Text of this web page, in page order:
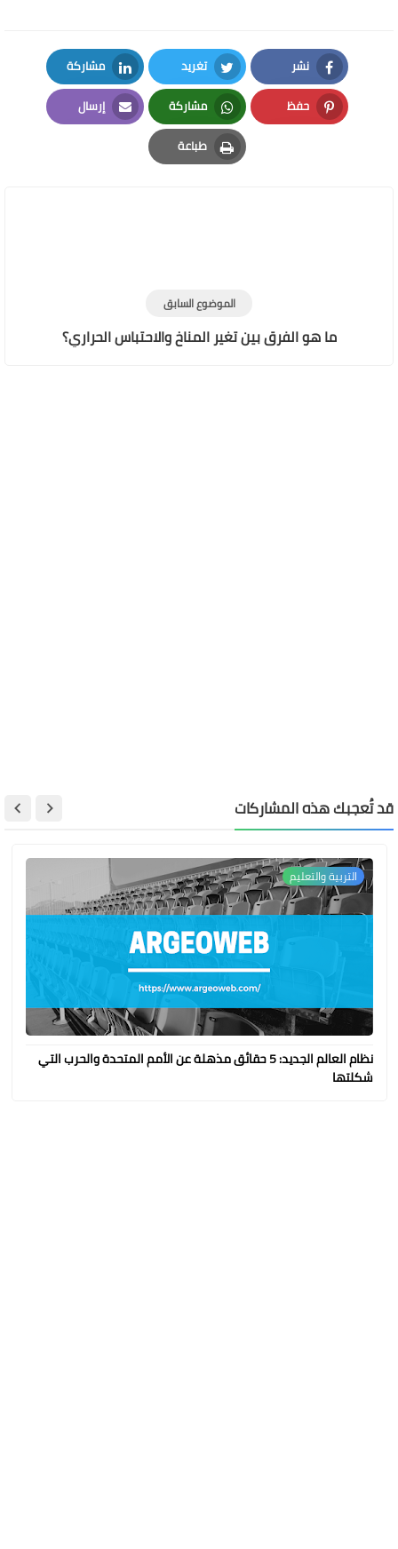
نشر
Facebook
تغريد
Twitter
مشاركة
LinkedIn
حفظ
Pinterest
مشاركة
Whatsapp
إرسال
Email
طباعة
Print
الموضوع السابق
ما هو الفرق بين تغير المناخ والاحتباس الحراري؟
قد تُعجبك هذه المشاركات
التربية والتعليم
نظام العالم الجديد: 5 حقائق مذهلة عن الأمم المتحدة والحرب التي
شكلتها